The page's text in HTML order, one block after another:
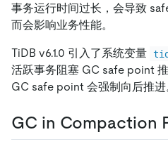
事务运行时间过长，会导致
而会影响业务性能。
TiDB v6.1.0 引入了系统变量
活跃事务阻塞 GC safe point
GC safe point 会强制向后推进
GC in Compaction